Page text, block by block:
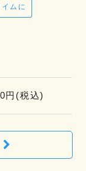
ムに
円(税込)